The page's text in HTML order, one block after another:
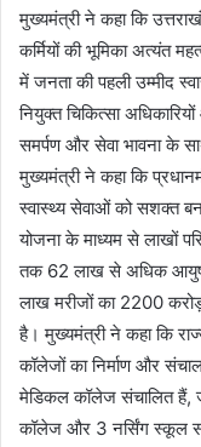
मुख्यमंत्री ने कहा कि
कर्मियों की भूमिका अत्यंत
में जनता की पहली उम्मीद
नियुक्त चिकित्सा
समर्पण और सेवा भावना के
मुख्यमंत्री ने कहा कि
स्वास्थ्य सेवाओं को सशक्त
योजना के माध्यम से लाखों
तक 62 लाख से अधिक
लाख मरीजों का 2200
है। मुख्यमंत्री ने कहा कि
कॉलेजों का निर्माण और
मेडिकल कॉलेज संचालित हैं,
कॉलेज और 3 नर्सिंग स्कूल